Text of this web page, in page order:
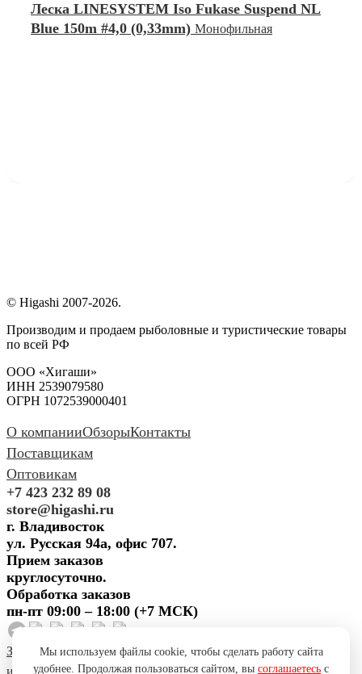
Леска LINESYSTEM Iso Fukase Suspend NL
Blue 150m #4,0 (0,33mm) Монофильная
© Higashi 2007-2026.
Производим и продаем рыболовные и туристические товары
по всей РФ
ООО «Хигаши»
ИНН 2539079580
ОГРН 1072539000401
О компанииОбзорыКонтакты
Поставщикам
Оптовикам
+7 423 232 89 08
store@higashi.ru
г. Владивосток
ул. Русская 94а, офис 707.
Прием заказов
круглосуточно.
Обработка заказов
пн-пт 09:00 – 18:00 (+7 МСК)
Задать вопросПредложить
Мы используем файлы cookie, чтобы сделать работу сайта
удобнее. Продолжая пользоваться сайтом, вы соглашаетесь с